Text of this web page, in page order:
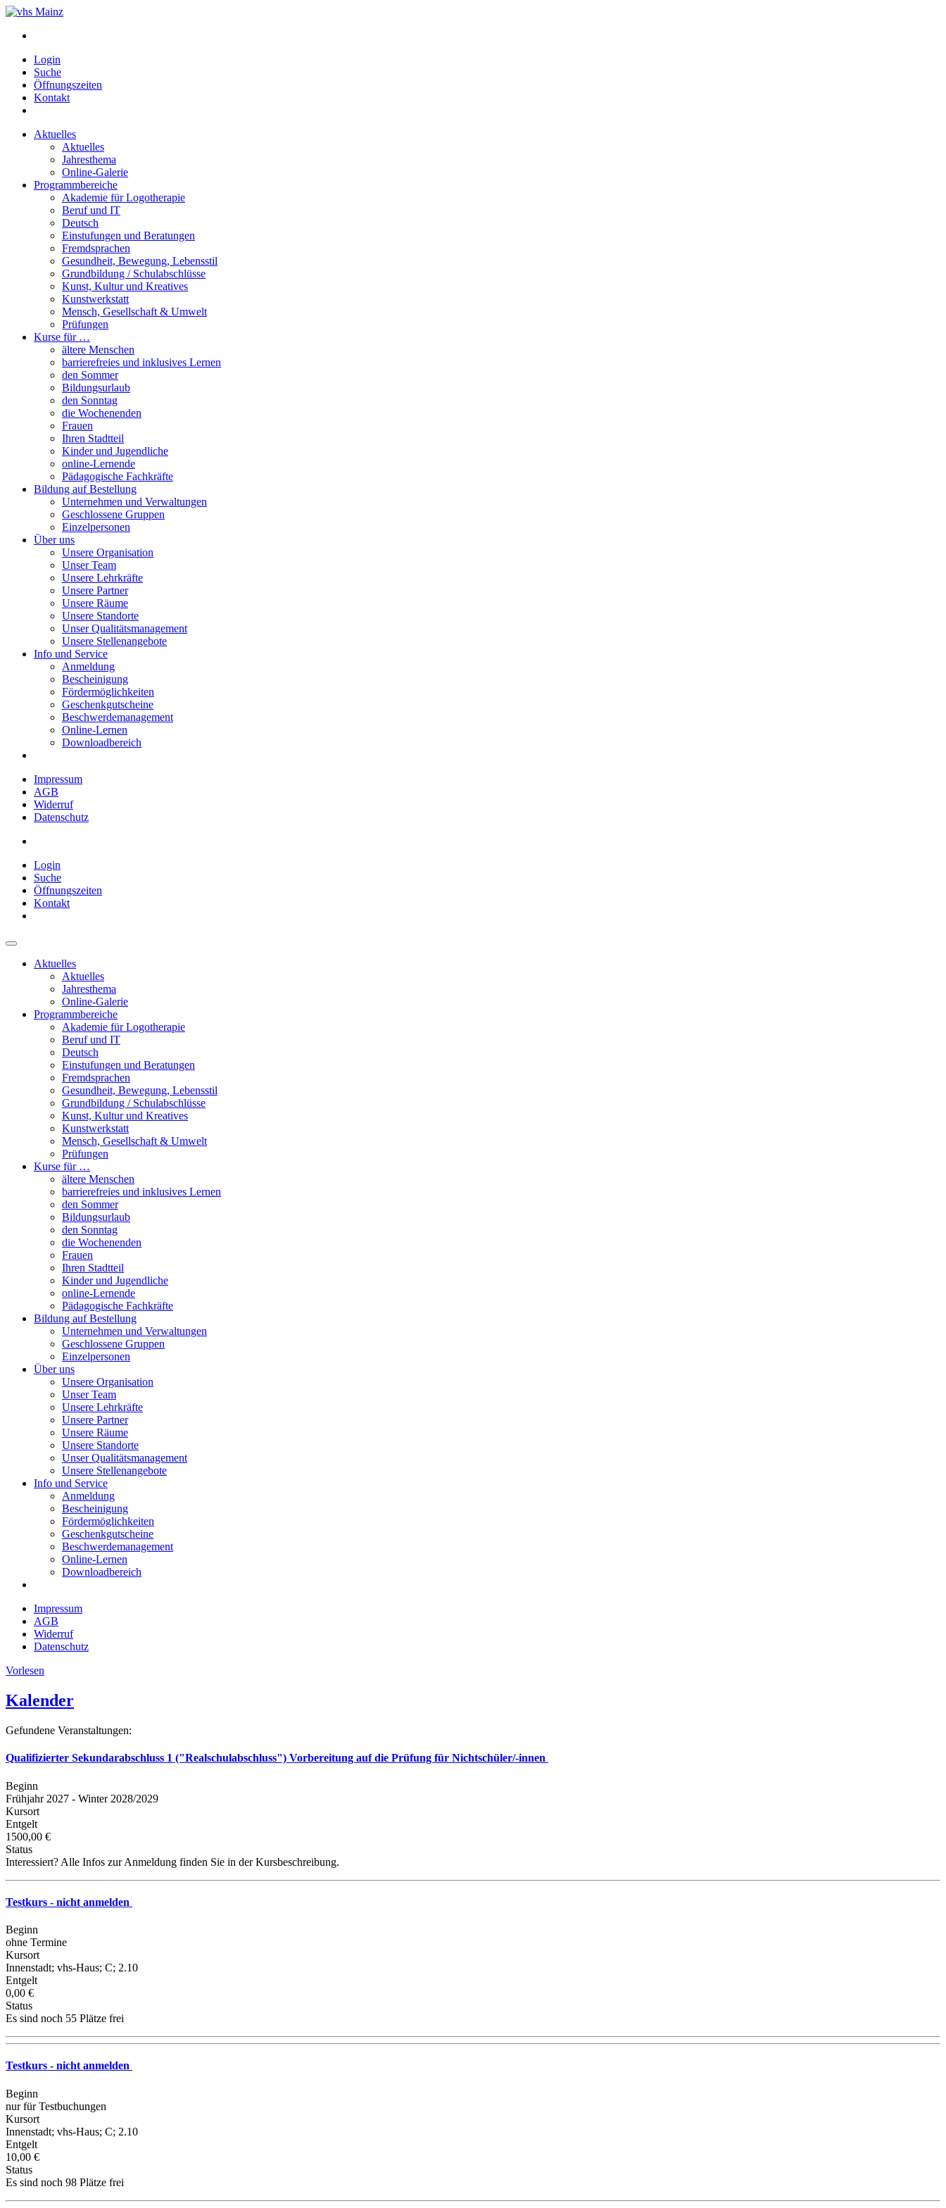
Login
Suche
Öffnungszeiten
Kontakt
Aktuelles
Aktuelles
Jahresthema
Online-Galerie
Programmbereiche
Akademie für Logotherapie
Beruf und IT
Deutsch
Einstufungen und Beratungen
Fremdsprachen
Gesundheit, Bewegung, Lebensstil
Grundbildung / Schulabschlüsse
Kunst, Kultur und Kreatives
Kunstwerkstatt
Mensch, Gesellschaft & Umwelt
Prüfungen
Kurse für …
ältere Menschen
barrierefreies und inklusives Lernen
den Sommer
Bildungsurlaub
den Sonntag
die Wochenenden
Frauen
Ihren Stadtteil
Kinder und Jugendliche
online-Lernende
Pädagogische Fachkräfte
Bildung auf Bestellung
Unternehmen und Verwaltungen
Geschlossene Gruppen
Einzelpersonen
Über uns
Unsere Organisation
Unser Team
Unsere Lehrkräfte
Unsere Partner
Unsere Räume
Unsere Standorte
Unser Qualitätsmanagement
Unsere Stellenangebote
Info und Service
Anmeldung
Bescheinigung
Fördermöglichkeiten
Geschenkgutscheine
Beschwerdemanagement
Online-Lernen
Downloadbereich
Impressum
AGB
Widerruf
Datenschutz
Login
Suche
Öffnungszeiten
Kontakt
Aktuelles
Aktuelles
Jahresthema
Online-Galerie
Programmbereiche
Akademie für Logotherapie
Beruf und IT
Deutsch
Einstufungen und Beratungen
Fremdsprachen
Gesundheit, Bewegung, Lebensstil
Grundbildung / Schulabschlüsse
Kunst, Kultur und Kreatives
Kunstwerkstatt
Mensch, Gesellschaft & Umwelt
Prüfungen
Kurse für …
ältere Menschen
barrierefreies und inklusives Lernen
den Sommer
Bildungsurlaub
den Sonntag
die Wochenenden
Frauen
Ihren Stadtteil
Kinder und Jugendliche
online-Lernende
Pädagogische Fachkräfte
Bildung auf Bestellung
Unternehmen und Verwaltungen
Geschlossene Gruppen
Einzelpersonen
Über uns
Unsere Organisation
Unser Team
Unsere Lehrkräfte
Unsere Partner
Unsere Räume
Unsere Standorte
Unser Qualitätsmanagement
Unsere Stellenangebote
Info und Service
Anmeldung
Bescheinigung
Fördermöglichkeiten
Geschenkgutscheine
Beschwerdemanagement
Online-Lernen
Downloadbereich
Impressum
AGB
Widerruf
Datenschutz
Vorlesen
Kalender
Gefundene Veranstaltungen:
Qualifizierter Sekundarabschluss 1 ("Realschulabschluss") Vorbereitung auf die Prüfung für Nichtschüler/-innen
Beginn
Frühjahr 2027 - Winter 2028/2029
Kursort
Entgelt
1500,00 €
Status
Interessiert? Alle Infos zur Anmeldung finden Sie in der Kursbeschreibung.
Testkurs - nicht anmelden
Beginn
ohne Termine
Kursort
Innenstadt; vhs-Haus; C; 2.10
Entgelt
0,00 €
Status
Es sind noch 55 Plätze frei
Testkurs - nicht anmelden
Beginn
nur für Testbuchungen
Kursort
Innenstadt; vhs-Haus; C; 2.10
Entgelt
10,00 €
Status
Es sind noch 98 Plätze frei